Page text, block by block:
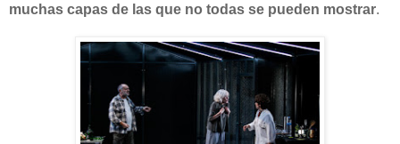
muchas capas de las que no todas se pueden mostrar.